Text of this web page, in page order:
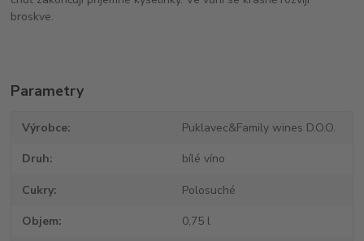
broskve.
Parametry
Výrobce Puklavec&Family wines D.O.O.
Druh bílé víno
Cukry Polosuché
Objem 0,75 l